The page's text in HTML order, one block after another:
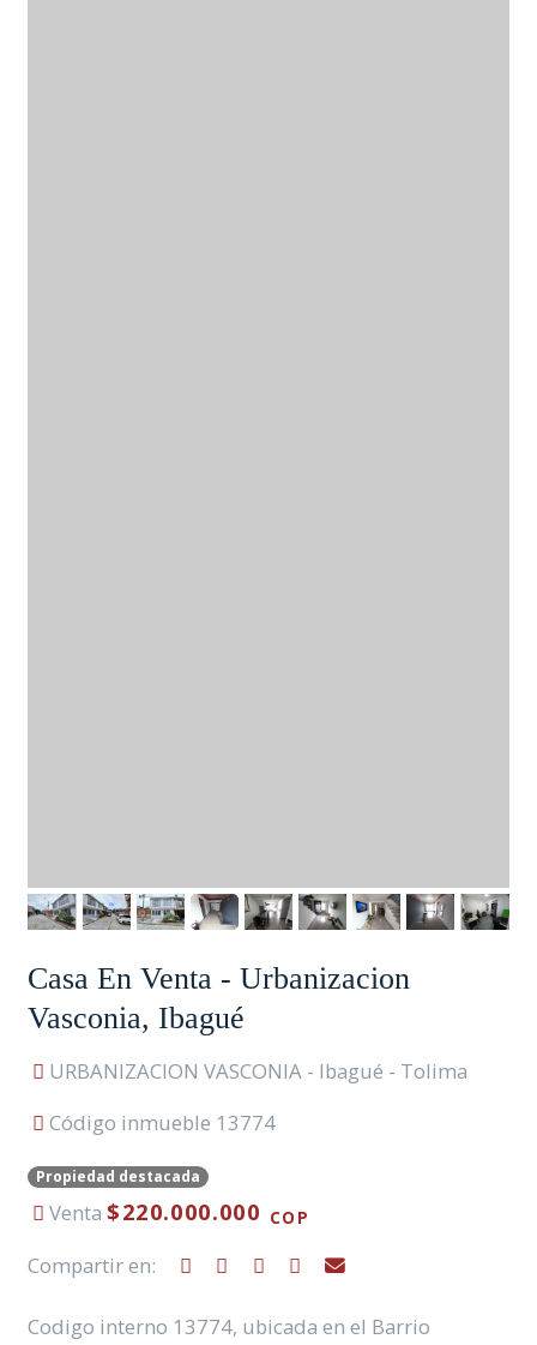
Casa En Venta - Urbanizacion
Vasconia, Ibagué
URBANIZACION VASCONIA - Ibagué - Tolima
Código inmueble 13774
Propiedad destacada
Venta$220.000.000 COP
Compartir en:
Codigo interno 13774, ubicada en el Barrio